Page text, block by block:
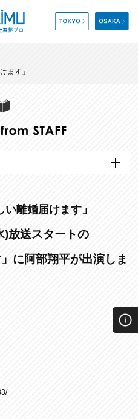
ます」
い離婚届けます」
)放送スタートの
に阿部翔平が出演しま